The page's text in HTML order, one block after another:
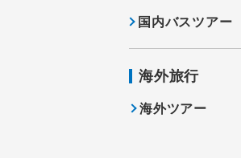
国内バスツアー
海外旅行
海外ツアー